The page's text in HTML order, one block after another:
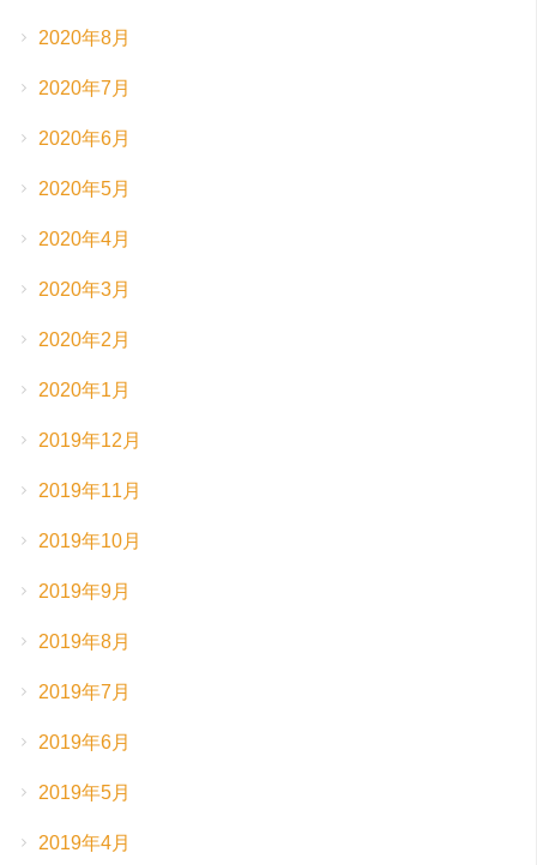
2020年8月
2020年7月
2020年6月
2020年5月
2020年4月
2020年3月
2020年2月
2020年1月
2019年12月
2019年11月
2019年10月
2019年9月
2019年8月
2019年7月
2019年6月
2019年5月
2019年4月